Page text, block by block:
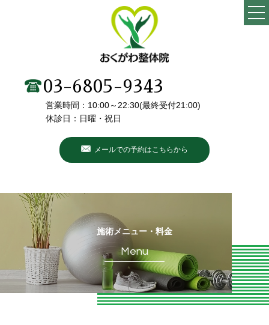
当院の特徴
施術メニュー・料金
院長・スタッフ紹介
初めての方へ
こんなお悩みありませんか？
お客様の声
ブログ
お知らせ
03-6805-9343
営業時間：10:00～22:30(最終受付21:00)
休診日：日曜・祝日
メールでの予約はこちらから
施術メニュー・料金
Menu